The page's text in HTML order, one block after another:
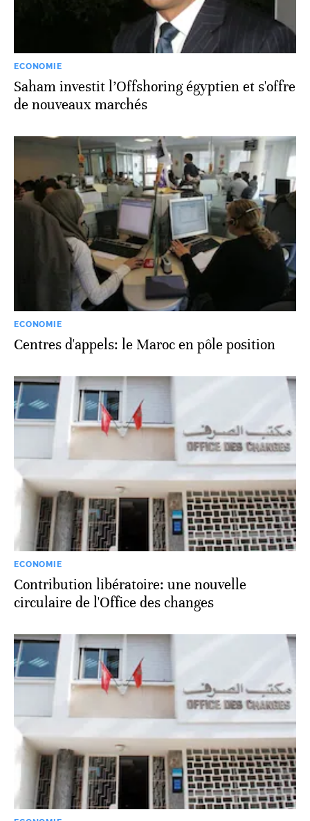
ECONOMIE
Saham investit l’Offshoring égyptien et s'offre
de nouveaux marchés
ECONOMIE
Centres d'appels: le Maroc en pôle position
ECONOMIE
Contribution libératoire: une nouvelle
circulaire de l'Office des changes